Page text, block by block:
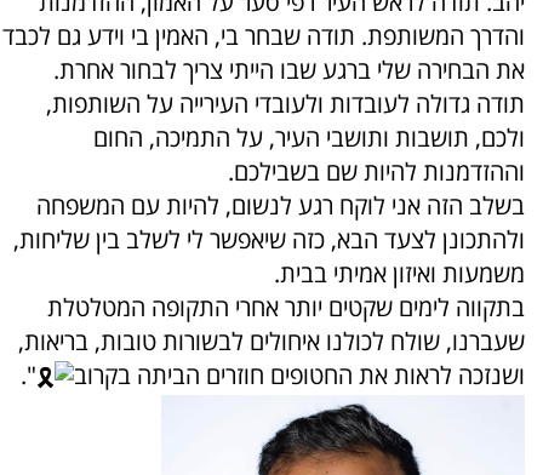
והדרך המשותפת. תודה שבחר בי, האמין בי וידע גם לכבד
את הבחירה שלי ברגע שבו הייתי צריך לבחור אחרת.
תודה גדולה לעובדות ולעובדי העירייה על השותפות,
ולכם, תושבות ותושבי העיר, על התמיכה, החום
וההזדמנות להיות שם בשבילכם.
בשלב הזה אני לוקח רגע לנשום, להיות עם המשפחה
ולהתכונן לצעד הבא, כזה שיאפשר לי לשלב בין שליחות,
משמעות ואיזון אמיתי בבית.
בתקווה לימים שקטים יותר אחרי התקופה המטלטלת
שעברנו, שולח לכולנו איחולים לבשורות טובות, בריאות,
ושנזכה לראות את החטופים חוזרים הביתה בקרוב
".